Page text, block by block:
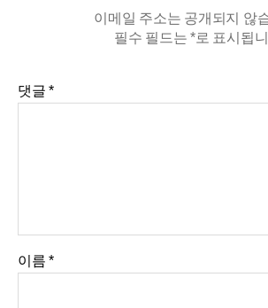
이메일 주소는 공개되지 않
필수 필드는*로 표시됩
댓글*
이름*